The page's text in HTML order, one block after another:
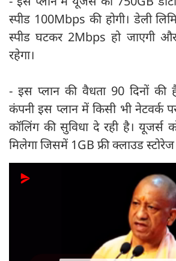
स्पीड 100Mbps की होगी। डेली
स्पीड घटकर 2Mbps हो जाएगी और
रहेगा।
- इस प्लान की वैधता 90 दिनों की
कंपनी इस प्लान में किसी भी नेटवर्क
कॉलिंग की सुविधा दे रही है।
मिलेगा जिसमें 1GB फ्री क्लाउड